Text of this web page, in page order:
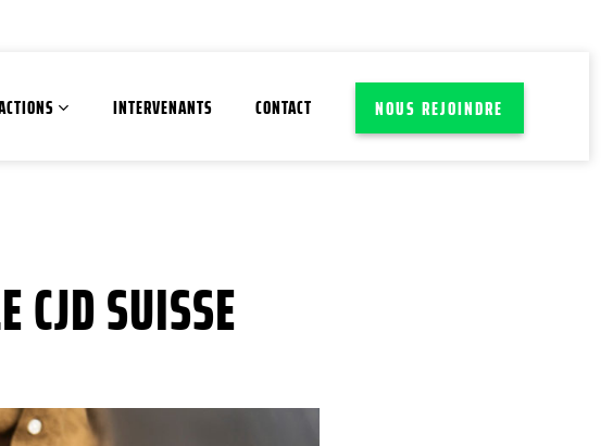
INTERVENANTS CONTACT NOUS REJOINDRE
CJD SUISSE